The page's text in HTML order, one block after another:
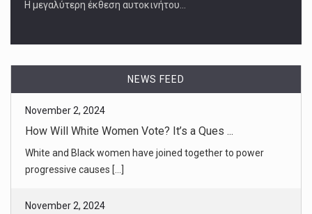
Η μεγαλύτερη έκθεση αυτοκινήτου…
NEWS FEED
November 2, 2024
Khamenei Threatens Israel With ‘Crushi ...
His comments came as the Pentagon said it would send
additional fighte [...]
November 2, 2024